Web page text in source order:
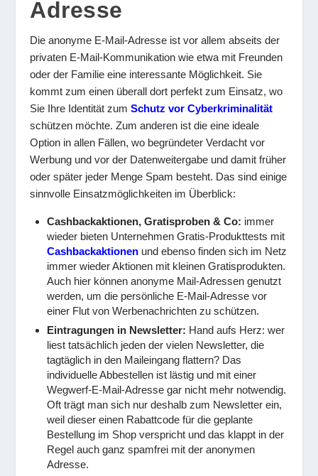
Adresse
Die anonyme E-Mail-Adresse ist vor allem abseits der
privaten E-Mail-Kommunikation wie etwa mit Freunden
oder der Familie eine interessante Möglichkeit. Sie
kommt zum einen überall dort perfekt zum Einsatz, wo
Sie Ihre Identität zumSchutz vor Cyberkriminalität
schützen möchte. Zum anderen ist die eine ideale
Option in allen Fällen, wo begründeter Verdacht vor
Werbung und vor der Datenweitergabe und damit früher
oder später jeder Menge Spam besteht. Das sind einige
sinnvolle Einsatzmöglichkeiten im Überblick:
Cashbackaktionen, Gratisproben & Co: immer
wieder bieten Unternehmen Gratis-Produkttests mit
Cashbackaktionen und ebenso finden sich im Netz
immer wieder Aktionen mit kleinen Gratisprodukten.
Auch hier können anonyme Mail-Adressen genutzt
werden, um die persönliche E-Mail-Adresse vor
einer Flut von Werbenachrichten zu schützen.
Eintragungen in Newsletter: Hand aufs Herz: wer
liest tatsächlich jeden der vielen Newsletter, die
tagtäglich in den Maileingang flattern? Das
individuelle Abbestellen ist lästig und mit einer
Wegwerf-E-Mail-Adresse gar nicht mehr notwendig.
Oft trägt man sich nur deshalb zum Newsletter ein,
weil dieser einen Rabattcode für die geplante
Bestellung im Shop verspricht und das klappt in der
Regel auch ganz spamfrei mit der anonymen
Adresse.